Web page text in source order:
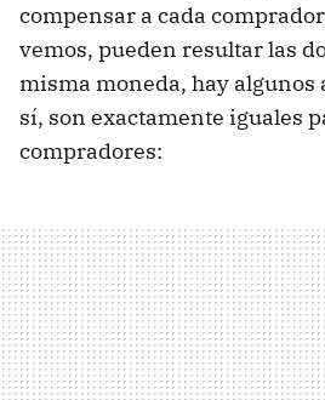
compensar a cada
vemos, pueden resultar las
misma moneda, hay algunos
sí, son exactamente iguales
compradores: